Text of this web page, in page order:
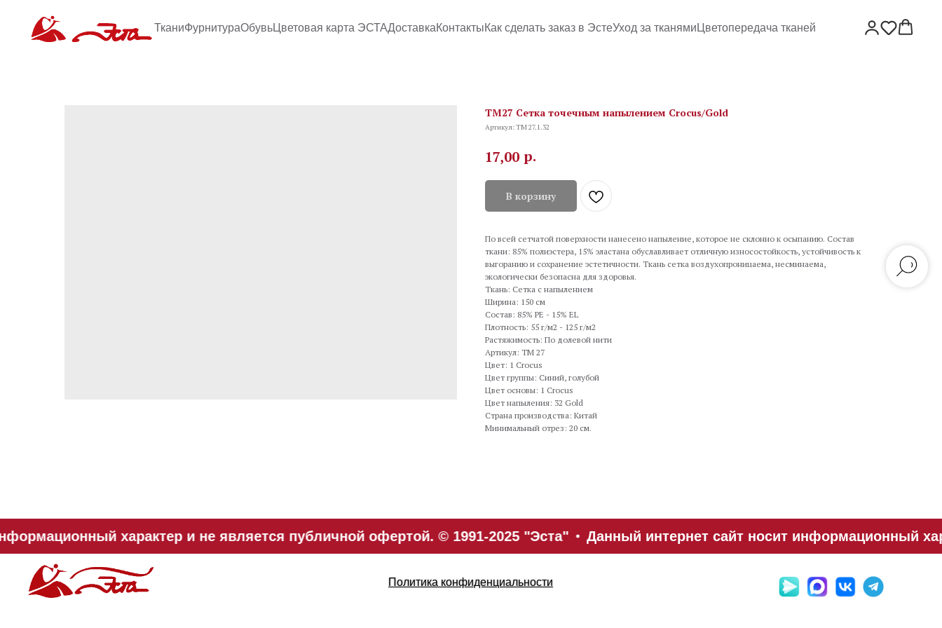
ТканиФурнитураОбувьЦветовая карта ЭСТАДоставкаКонтактыКак сделать заказ в ЭстеУход за тканями Цветопередача тканей
TM27 Сетка точечным напылением Crocus/Gold
Артикул:TM 27.1.32
17,00 р.
В корзину
По всей сетчатой поверхности нанесено напыление, которое не склонно к осыпанию. Состав
ткани: 85% полиэстера, 15% эластана обуславливает отличную износостойкость, устойчивость к
выгоранию и сохранение эстетичности. Ткань сетка воздухопроницаема, несминаема,
экологически безопасна для здоровья.
Ткань: Сетка с напылением
Ширина: 150 см
Состав: 85% PE - 15% EL
Плотность: 55 г/м2 - 125 г/м2
Растяжимость: По долевой нити
Артикул: TM 27
Цвет: 1 Crocus
Цвет группы: Синий, голубой
Цвет основы: 1 Crocus
Цвет напыления: 32 Gold
Страна производства: Китай
Минимальный отрез: 20 см.
характер и не является публичной офертой. © 1991-2025 "Эста" Данный интернет сайт носит информационный
Политика конфиденциальности